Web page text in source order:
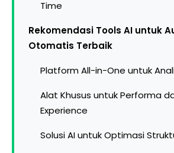
Time
Rekomendasi Tools AI untuk
Otomatis Terbaik
Platform All-in-One untuk
Alat Khusus untuk Performa
Experience
Solusi AI untuk Optimasi